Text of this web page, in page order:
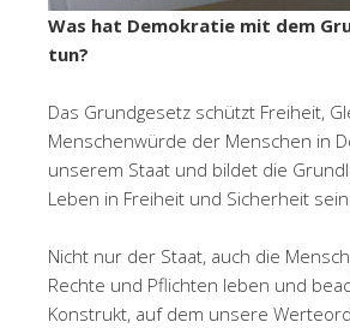
Was hat Demokratie mit dem
tun?
Das Grundgesetz schützt Freiheit,
Menschenwürde der Menschen in
unserem Staat und bildet die
Leben in Freiheit und Sicherheit sein.
Nicht nur der Staat, auch die
Rechte und Pflichten leben und
Konstrukt, auf dem unsere